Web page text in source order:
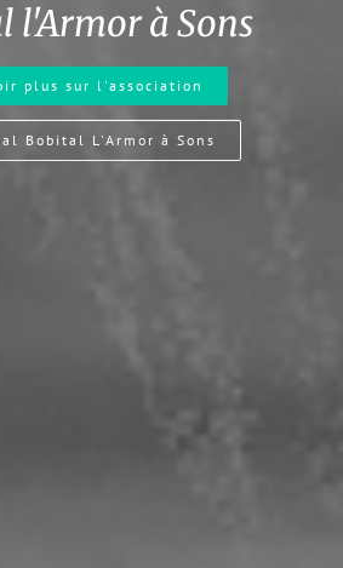
l'Armor à Sons
plus sur l'association
Bobital L'Armor à Sons